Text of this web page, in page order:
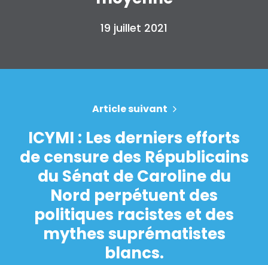
Votre fête
Action
19 juillet 2021
Article suivant
ICYMI : Les derniers efforts
de censure des Républicains
du Sénat de Caroline du
Nord perpétuent des
politiques racistes et des
mythes suprématistes
blancs.